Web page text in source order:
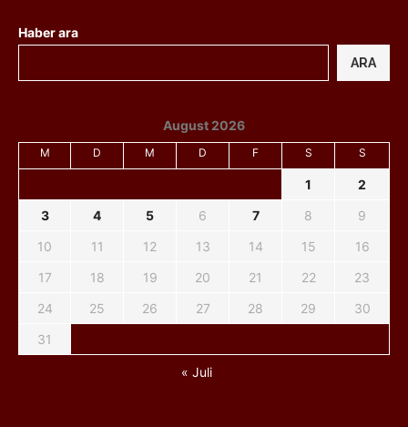
Haber ara
ARA
August 2026
M D M D F S S
1
2
3
4 5 6 7 8
9
10
11 12 13 14 15
16
17
18 19 20 21 22
23
24
25 26 27 28 29
30
31
« Juli